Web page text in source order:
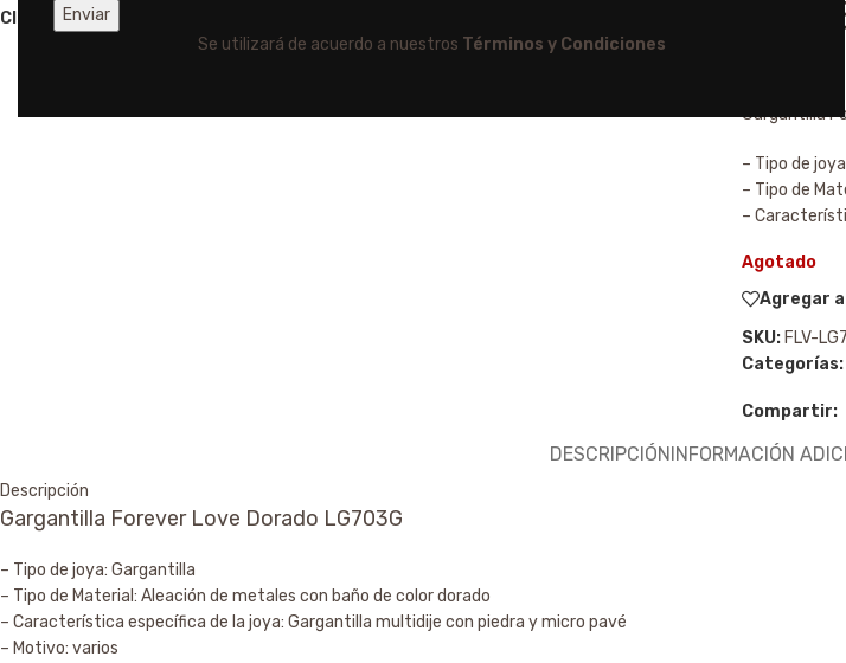
Se utilizará de acuerdo a nuestros Términos y Condiciones
Click to enlarge
Gargantilla
– Tipo de
– Tipo de
–
Agotado
Agregar
SKU: FLV-
Categorías:
Compartir:
DESCRIPCIÓNINFORMACIÓN
Descripción
Gargantilla Forever Love Dorado LG703G
– Tipo de joya: Gargantilla
– Tipo de Material: Aleación de metales con baño de color dorado
– Característica específica de la joya: Gargantilla multidije con piedra y micro pavé
– Motivo: varios